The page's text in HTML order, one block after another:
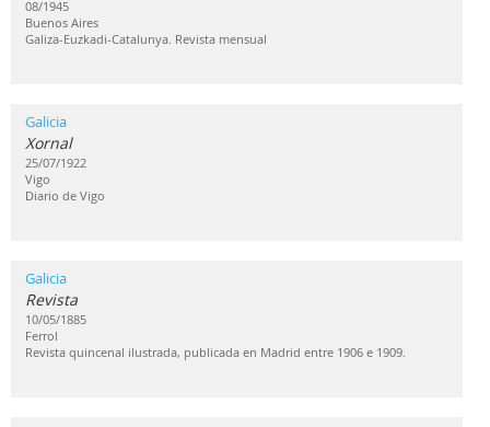
08/1945
Buenos Aires
Galiza-Euzkadi-Catalunya. Revista mensual
Galicia
Xornal
25/07/1922
Vigo
Diario de Vigo
Galicia
Revista
10/05/1885
Ferrol
Revista quincenal ilustrada, publicada en Madrid entre 1906 e 1909.